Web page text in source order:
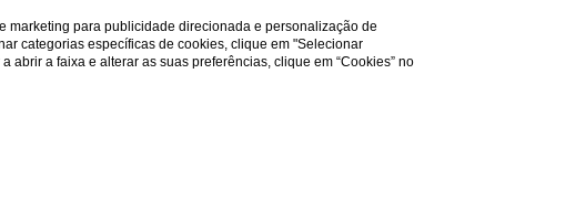
marketing para publicidade direcionada e personalização de
categorias específicas de cookies, clique em "Selecionar
abrir a faixa e alterar as suas preferências, clique em “Cookies” no